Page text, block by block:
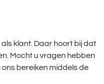
klant. Daar hoort bij dat
Mocht u vragen hebben
bereiken middels de